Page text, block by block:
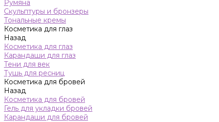
Румяна
Скульптуры и бронзеры
Тональные кремы
Косметика для глаз
Назад
Косметика для глаз
Карандаши для глаз
Тени для век
Тушь для ресниц
Косметика для бровей
Назад
Косметика для бровей
Гель для укладки бровей
Карандаши для бровей